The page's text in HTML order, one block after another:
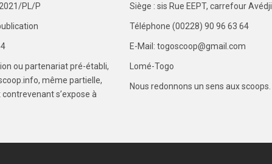
PL/P
ou partenariat pré-établi,
même partielle,
s’expose à
Siège : sis Rue EEPT, carrefour Avédji
Téléphone (00228) 90 96 63 64
E-Mail: togoscoop@gmail.com
Lomé-Togo
Nous redonnons un sens aux scoops.